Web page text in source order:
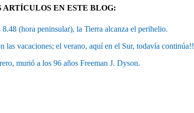
ARTÍCULOS EN ESTE BLOG:
(hora peninsular), la Tierra alcanza el perihelio.
las vacaciones; el verano, aquí en el Sur, todavía continúa!!
murió a los 96 años Freeman J. Dyson.